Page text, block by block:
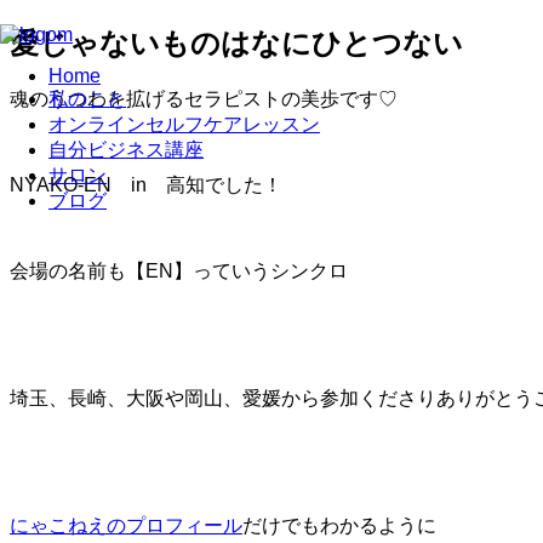
Home
私のこと
オンラインセルフケアレッスン
自分ビジネス講座
サロン
ブログ
愛じゃないものはなにひとつない
魂のうつわを拡げるセラピストの美歩です♡
NYAKO-EN in 高知でした！
会場の名前も【EN】っていうシンクロ
埼玉、長崎、大阪や岡山、愛媛から参加くださりありがと
にゃこねえのプロフィールだけでもわかるように